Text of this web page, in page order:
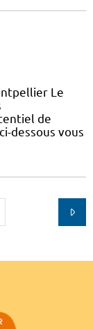
Le
de
dessous vous